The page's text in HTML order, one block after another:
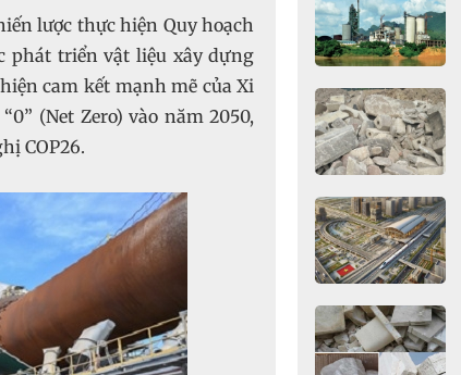
lược thực hiện Quy hoạch
phát triển vật liệu xây dựng
cam kết mạnh mẽ của Xi
(Net Zero) vào năm 2050,
COP26.